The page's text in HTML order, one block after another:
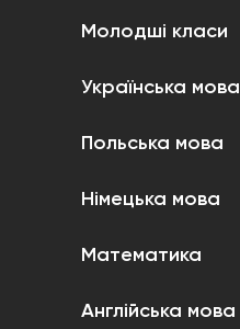
Молодші класи
Українська мова
Польська мова
Німецька мова
Математика
Англійська мова